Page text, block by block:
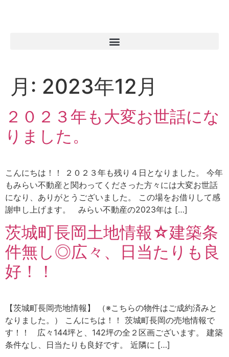
月: 2023年12月
２０２３年も大変お世話にな
りました。
こんにちは！！ ２０２３年も残り４日となりました。 今年
もみらい不動産と関わってくださった方々には大変お世話
になり、ありがとうございました。 この場をお借りして感
謝申し上げます。 みらい不動産の2023年は […]
茨城町長岡土地情報☆建築条
件無し◎広々、日当たりも良
好！！
【茨城町長岡売地情報】 （※こちらの物件はご成約済みと
なりました。） こんにちは！！ 茨城町長岡の売地情報で
す！！ 広々144坪と、142坪の全２区画ございます。 建築
条件なし、日当たりも良好です。 近隣に […]